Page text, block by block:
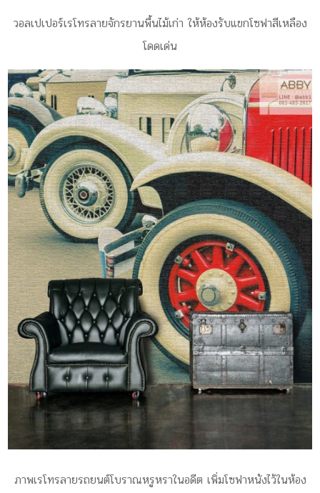
วอลเปเปอร์เรโทรลายจักรยานพื้นไม้เก่า ให้ห้องรับแขกโซฟาสีเหลือง
โดดเด่น
ภาพเรโทรลายรถยนต์โบราณหรูหราในอดีต เพิ่มโซฟาหนังไว้ในห้อง